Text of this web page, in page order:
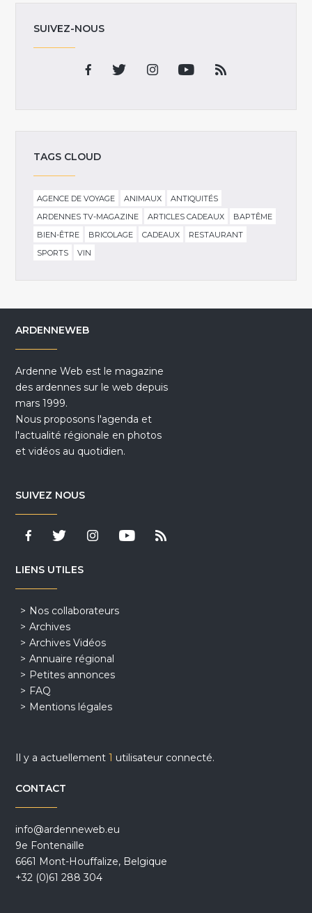
SUIVEZ-NOUS
TAGS CLOUD
AGENCE DE VOYAGE ANIMAUX
ANTIQUITÉS
ARDENNES TV-MAGAZINE
ARTICLES CADEAUX
BAPTÊME
BIEN-ÊTRE
BRICOLAGE CADEAUX
RESTAURANT
SPORTS
VIN
ARDENNEWEB
Ardenne Web est le magazine
des ardennes sur le web depuis
mars 1999.
Nous proposons l'agenda et
l'actualité régionale en photos
et vidéos au quotidien.
SUIVEZ NOUS
LIENS UTILES
Nos collaborateurs
Archives
Archives Vidéos
Annuaire régional
Petites annonces
FAQ
Mentions légales
Il y a actuellement1 utilisateur connecté.
CONTACT
info@ardenneweb.eu
9e Fontenaille
6661 Mont-Houffalize, Belgique
+32 (0)61 288 304